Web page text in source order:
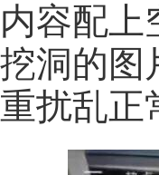
内容配上
挖洞的图
重扰乱正